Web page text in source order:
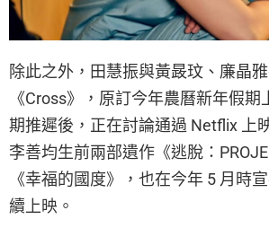
除此之外，田慧振與黃晸玟、廉晶
《Cross》，原訂今年農曆新年假
期推遲後，正在討論通過 Netflix 上
李善均生前兩部遺作《逃脫：
《幸福的國度》，也在今年 5 月時
續上映。